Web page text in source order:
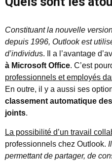
Constituant la nouvelle
depuis 1996, Outlook est
d’individus. Il a l’avantage
à Microsoft Office. C’est
professionnels et employés
En outre, il y a aussi ses
classement automatique
joints.
La possibilité d’un travail
professionnels chez Outlook.
permettant de partager, de